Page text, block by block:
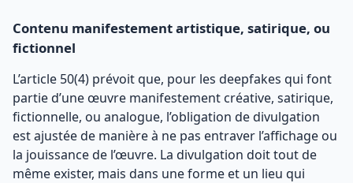
Contenu manifestement artistique, satirique, ou
fictionnel
L’article 50(4) prévoit que, pour les deepfakes qui font
partie d’une œuvre manifestement créative, satirique,
fictionnelle, ou analogue, l’obligation de divulgation
est ajustée de manière à ne pas entraver l’affichage ou
la jouissance de l’œuvre. La divulgation doit tout de
même exister, mais dans une forme et un lieu qui